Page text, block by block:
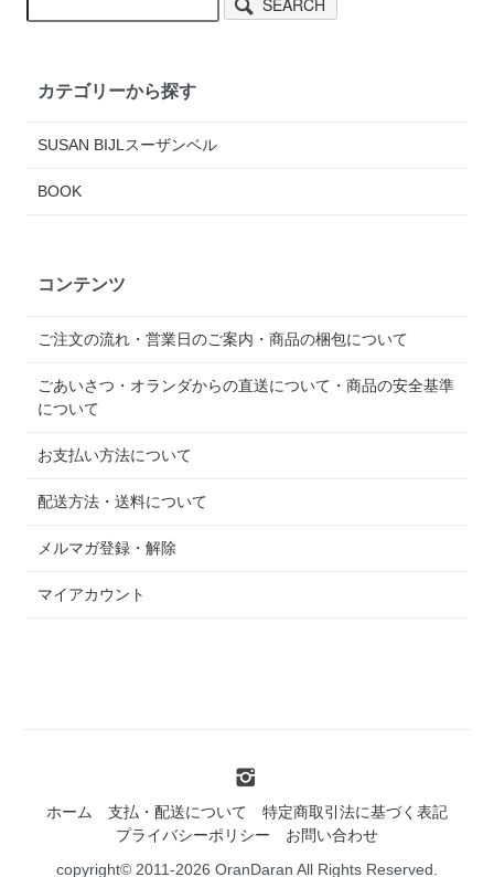
カテゴリーから探す
SUSAN BIJLスーザンベル
BOOK
コンテンツ
ご注文の流れ・営業日のご案内・商品の梱包について
ごあいさつ・オランダからの直送について・商品の安全基準
について
お支払い方法について
配送方法・送料について
メルマガ登録・解除
マイアカウント
ホーム 支払・配送について
特定商取引法に基づく表記
プライバシーポリシー
お問い合わせ
copyright© 2011-2026 OranDaran All Rights Reserved.